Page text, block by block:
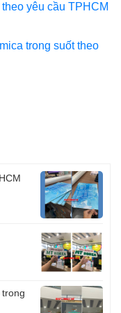
yêu cầu TPHCM
trong suốt theo